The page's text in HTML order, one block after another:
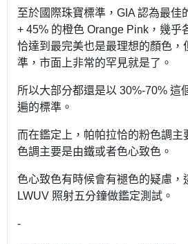
至於國際珠寶標準，GIA 認為最佳
+ 45% 的橙色 Orange Pink，幾乎
恰達到最完美也是最理想的顏色，
準，市面上非常的罕見就是了。
所以大部分都還是以 30%-70% 這
遍的標準。
而在鑑定上，帕帕拉恰的粉色調主
色調主要是由鐵或者色心致色。
色心致色有時候會有褪色的疑慮，
LWUV 照射五分鐘做鑑定測試。
-